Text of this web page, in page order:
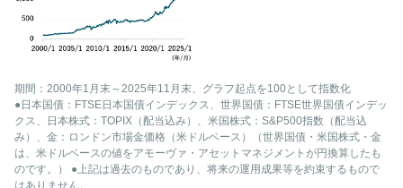
期間：2000年1月末～2025年11月末、グラフ起点を100として指数化
●日本国債：FTSE日本国債インデックス、世界国債：FTSE世界国債インデッ
クス、日本株式：TOPIX（配当込み）、米国株式：S&P500指数（配当込
み）、金：ロンドン市場金価格（米ドルベース）（世界国債・米国株式・金
は、米ドルベースの値をアモーヴァ・アセットマネジメントが円換算したも
のです。） ●上記は過去のものであり、将来の運用成果等を約束するもので
はありません。